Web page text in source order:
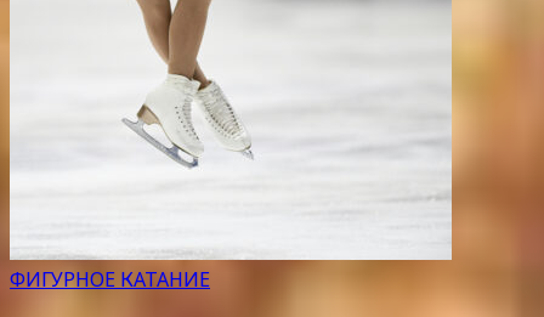
ФИГУРНОЕ КАТАНИЕ